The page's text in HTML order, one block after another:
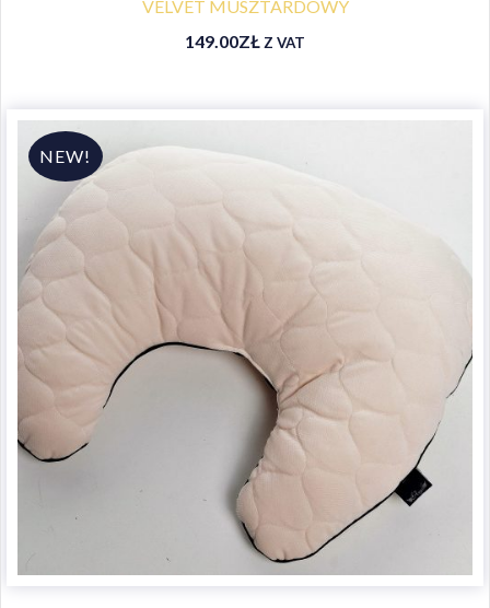
VELVET MUSZTARDOWY
149.00ZŁ Z VAT